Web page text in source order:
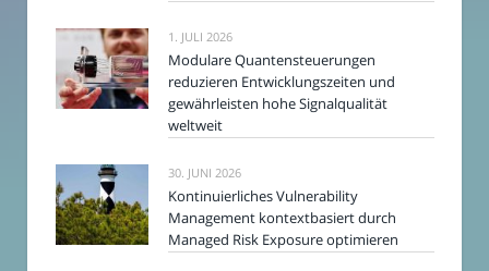
1. JULI 2026
Modulare Quantensteuerungen
reduzieren Entwicklungszeiten und
gewährleisten hohe Signalqualität
weltweit
30. JUNI 2026
Kontinuierliches Vulnerability
Management kontextbasiert durch
Managed Risk Exposure optimieren